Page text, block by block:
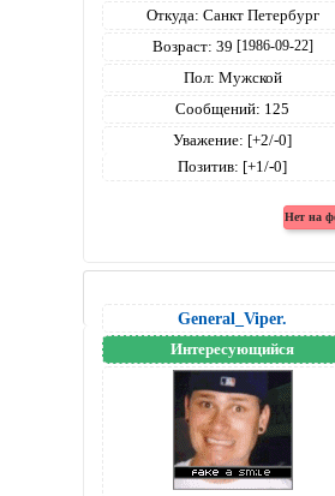
Откуда: Санкт Петербург
Возраст: 39 [1986-09-22]
Пол: Мужской
Сообщений: 125
Уважение: [+2/-0]
Позитив: [+1/-0]
General_Viper.
Интересующийся